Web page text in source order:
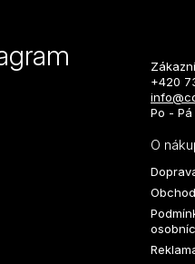
+420
Po - Pá
O